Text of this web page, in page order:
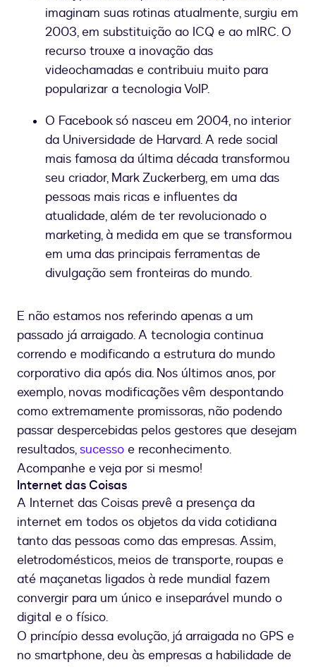
imaginam suas rotinas atualmente, surgiu em
2003, em substituição ao ICQ e ao mIRC. O
recurso trouxe a inovação das
videochamadas e contribuiu muito para
popularizar a tecnologia VoIP.
O Facebook só nasceu em 2004, no interior
da Universidade de Harvard. A rede social
mais famosa da última década transformou
seu criador, Mark Zuckerberg, em uma das
pessoas mais ricas e influentes da
atualidade, além de ter revolucionado o
marketing, à medida em que se transformou
em uma das principais ferramentas de
divulgação sem fronteiras do mundo.
E não estamos nos referindo apenas a um
passado já arraigado. A tecnologia continua
correndo e modificando a estrutura do mundo
corporativo dia após dia. Nos últimos anos, por
exemplo, novas modificações vêm despontando
como extremamente promissoras, não podendo
passar despercebidas pelos gestores que desejam
resultados,sucesso e reconhecimento.
Acompanhe e veja por si mesmo!
Internet das Coisas
A Internet das Coisas prevê a presença da
internet em todos os objetos da vida cotidiana
tanto das pessoas como das empresas. Assim,
eletrodomésticos, meios de transporte, roupas e
até maçanetas ligados à rede mundial fazem
convergir para um único e inseparável mundo o
digital e o físico.
O princípio dessa evolução, já arraigada no GPS e
no smartphone, deu às empresas a habilidade de